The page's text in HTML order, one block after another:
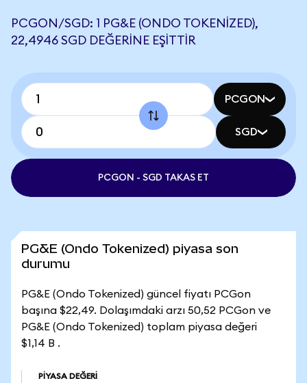
PCGON/SGD: 1 PG&E (ONDO TOKENIZED),
22,4946 SGD DEĞERINE EŞITTIR
PCGON
SGD
PCGON - SGD TAKAS ET
PG&E (Ondo Tokenized) piyasa son
durumu
PG&E (Ondo Tokenized) güncel fiyatı PCGon
başına $22,49. Dolaşımdaki arzı 50,52 PCGon ve
PG&E (Ondo Tokenized) toplam piyasa değeri
$1,14 B .
PIYASA DEĞERI